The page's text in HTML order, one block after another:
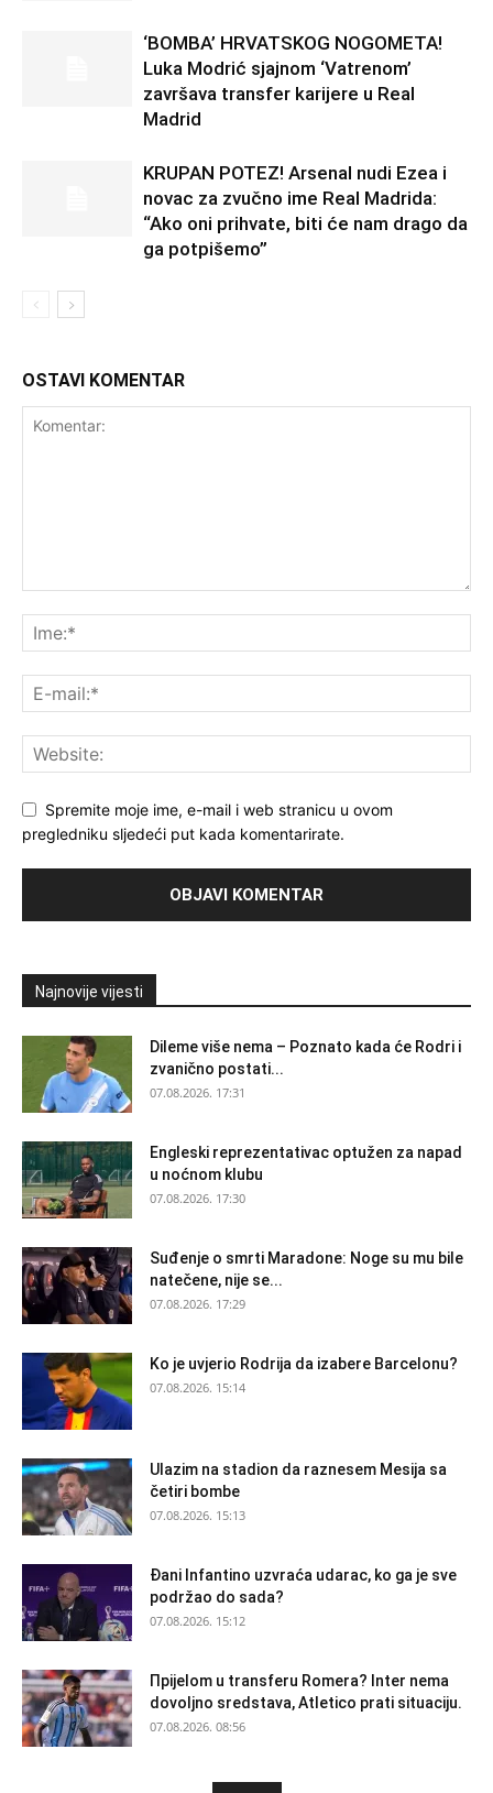
‘BOMBA’ HRVATSKOG NOGOMETA!
Luka Modrić sjajnom ‘Vatrenom’
završava transfer karijere u Real
Madrid
KRUPAN POTEZ! Arsenal nudi Ezea i
novac za zvučno ime Real Madrida:
“Ako oni prihvate, biti će nam drago da
ga potpišemo”
OSTAVI KOMENTAR
Spremite moje ime, e-mail i web stranicu u ovom
pregledniku sljedeći put kada komentarirate.
Najnovije vijesti
Dileme više nema – Poznato kada će Rodri i
zvanično postati...
07.08.2026. 17:31
Engleski reprezentativac optužen za napad
u noćnom klubu
07.08.2026. 17:30
Suđenje o smrti Maradone: Noge su mu bile
natečene, nije se...
07.08.2026. 17:29
Ko je uvjerio Rodrija da izabere Barcelonu?
07.08.2026. 15:14
Ulazim na stadion da raznesem Mesija sa
četiri bombe
07.08.2026. 15:13
Đani Infantino uzvraća udarac, ko ga je sve
podržao do sada?
07.08.2026. 15:12
Прijelom u transferu Romera? Inter nema
dovoljno sredstava, Atletico prati situaciju.
07.08.2026. 08:56